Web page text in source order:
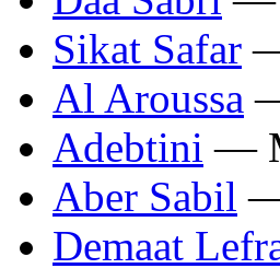
Sikat Safar
Al Aroussa
Adebtini —
Aber Sabil
Demaat